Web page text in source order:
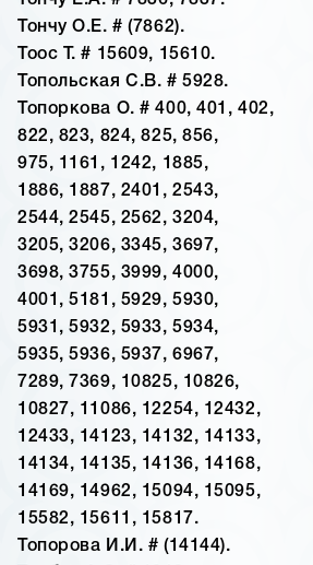
Тончу О.Е. # (7862).
Тоос Т. # 15609, 15610.
Топольская С.В. # 5928.
Топоркова О. # 400, 401, 402,
822, 823, 824, 825, 856,
975, 1161, 1242, 1885,
1886, 1887, 2401, 2543,
2544, 2545, 2562, 3204,
3205, 3206, 3345, 3697,
3698, 3755, 3999, 4000,
4001, 5181, 5929, 5930,
5931, 5932, 5933, 5934,
5935, 5936, 5937, 6967,
7289, 7369, 10825, 10826,
10827, 11086, 12254, 12432,
12433, 14123, 14132, 14133,
14134, 14135, 14136, 14168,
14169, 14962, 15094, 15095,
15582, 15611, 15817.
Топорова И.И. # (14144).